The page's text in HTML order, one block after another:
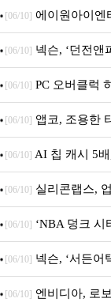
출시
[06/10] 에이원아이엔
음.ZIP' 이벤트 진행
[06/10] 넥슨, ‘던전앤
데이트!
[06/10] PC 오버클럭
특집(1-4편)
[06/10] 앱코, 조용한
우스 세트 'KM580'
[06/10] AI 칩 캐시 5
표
[06/10] 실리콘랩스,
춘 초저전력 블루투
[06/10] ‘NBA 덩크 시
[06/10] 넥슨, ‘서든어
이트
[06/10] 엔비디아, 로